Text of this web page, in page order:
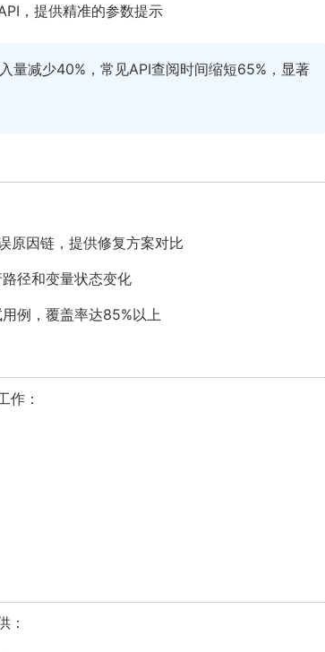
，提供精准的参数提示
量减少40%，常见API查阅时间缩短65%，显著
原因链，提供修复方案对比
径和变量状态变化
例，覆盖率达85%以上
作：
：